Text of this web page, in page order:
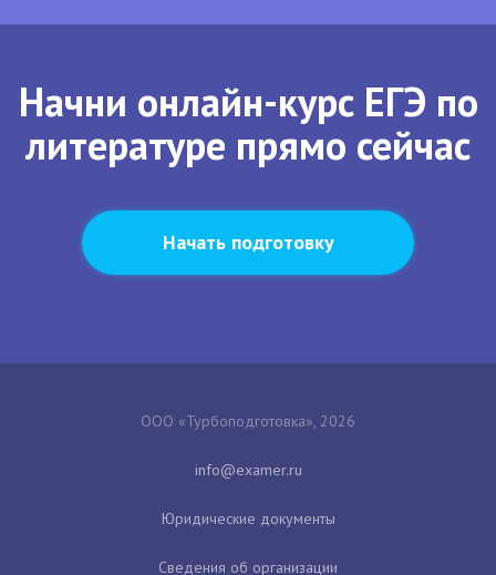
Начни онлайн-курс ЕГЭ по
литературе прямо сейчас
Начать подготовку
ООО «Турбоподготовка», 2026
Юридические документы
Сведения об организации